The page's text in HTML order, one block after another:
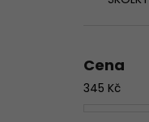
Cena
345 Kč
365 Kč